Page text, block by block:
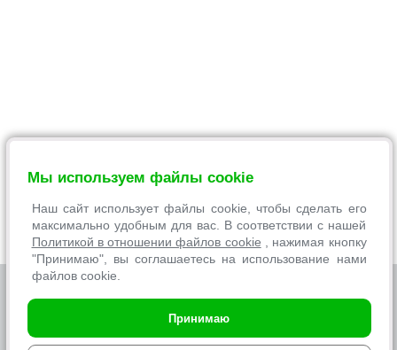
© 2007-2026 Торговая сеть«ЭЛЕКТРОСИЛА», интернет-
, ООО «ЭЛЕКТРОСЕРВИС и Ко»
Регистрации в Торговом реестре Республики Беларусь
Мы используем файлы cookie
Наш сайт использует файлы cookie, чтобы сделать его
максимально удобным для вас. В соответствии с нашей
Политикой в отношении файлов cookie , нажимая кнопку
"Принимаю", вы соглашаетесь на использование нами
файлов cookie.
Принимаю